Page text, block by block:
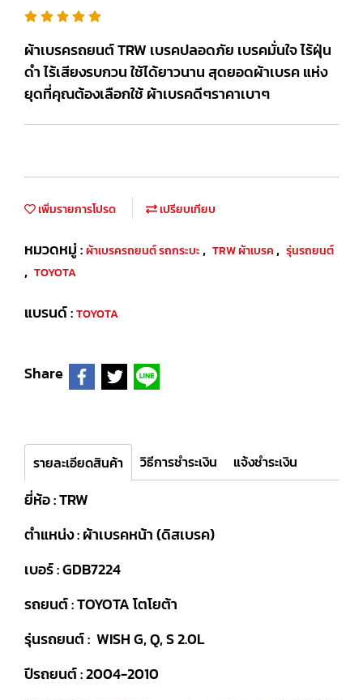
ผ้าเบรครถยนต์ TRW เบรคปลอดภัย เบรคมั่นใจ ไร้ฝุ่น
ดำ ไร้เสียงรบกวน ใช้ได้ยาวนาน สุดยอดผ้าเบรค แห่ง
ยุดที่คุณต้องเลือกใช้ ผ้าเบรคดีๆราคาเบาๆ
เพิ่มรายการโปรด เปรียบเทียบ
หมวดหมู่ :ผ้าเบรครถยนต์ รถกระบะ, TRW ผ้าเบรค, รุ่นรถยนต์
, TOYOTA
แบรนด์ :TOYOTA
Share
รายละเอียดสินค้า วิธีการชำระเงิน แจ้งชำระเงิน
ยี่ห้อ : TRW
ตำแหน่ง : ผ้าเบรคหน้า (ดิสเบรค)
เบอร์ : GDB7224
รถยนต์ : TOYOTA โตโยต้า
รุ่นรถยนต์ : WISH G, Q, S 2.0L
ปีรถยนต์ : 2004-2010